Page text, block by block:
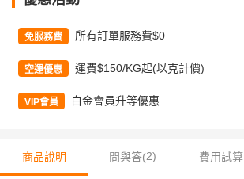
免服務費 所有訂單服務費$0
空運優惠 運費$150/KG起(以克計價)
VIP會員 白金會員升等優惠
商品說明 問與答(2) 費用試算